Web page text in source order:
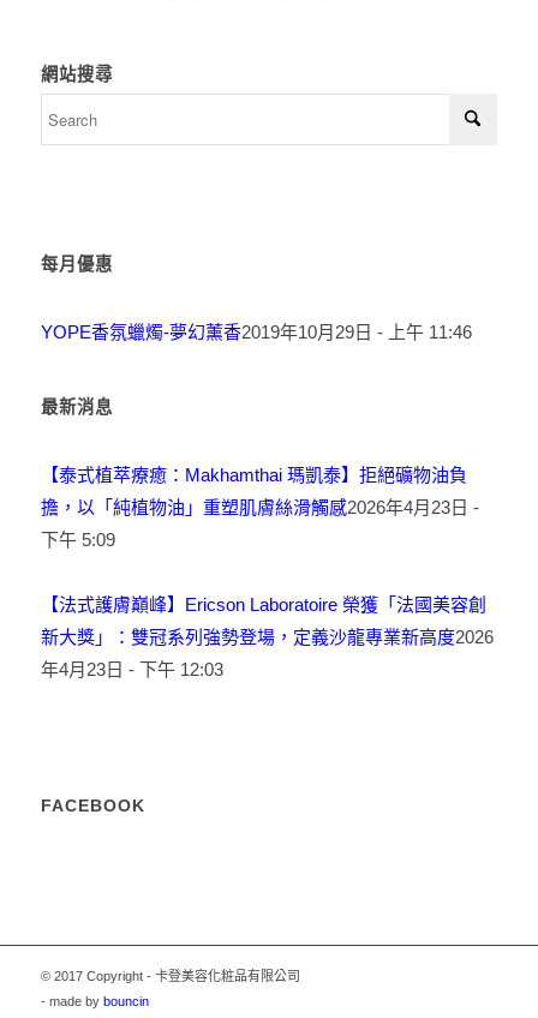
網站搜尋
每月優惠
YOPE香氛蠟燭-夢幻薰香2019年10月29日 - 上午 11:46
最新消息
【泰式植萃療癒：Makhamthai 瑪凱泰】拒絕礦物油負
擔，以「純植物油」重塑肌膚絲滑觸感2026年4月23日 -
下午 5:09
【法式護膚巔峰】Ericson Laboratoire 榮獲「法國美容創
新大獎」：雙冠系列強勢登場，定義沙龍專業新高度2026
年4月23日 - 下午 12:03
FACEBOOK
© 2017 Copyright - 卡登美容化粧品有限公司
- made by bouncin